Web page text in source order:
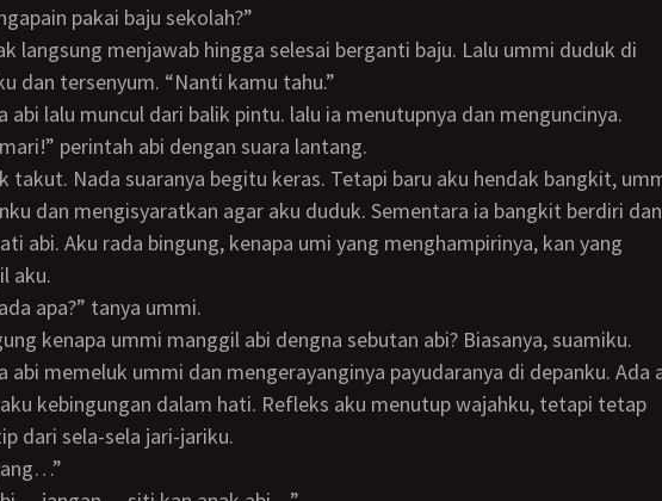
ngapain pakai baju sekolah?”
dan tersenyum. “Nanti kamu tahu.”
abi lalu muncul dari balik pintu. lalu ia menutupnya dan menguncinya.
perintah abi dengan suara lantang.
dan mengisyaratkan agar aku duduk. Sementara ia bangkit berdiri dan
abi. Aku rada bingung, kenapa umi yang menghampirinya, kan yang
aku.
ada apa?” tanya ummi.
kenapa ummi manggil abi dengna sebutan abi? Biasanya, suamiku.
kebingungan dalam hati. Refleks aku menutup wajahku, tetapi tetap
dari sela-sela jari-jariku.